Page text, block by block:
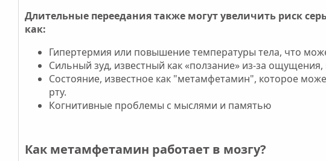
Длительные переедания также могут увеличить риск
как:
Гипертермия или повышение температуры тела, что
Сильный зуд, известный как «ползание» из-за
Состояние, известное как "метамфетамин", которое
рту.
Когнитивные проблемы с мыслями и памятью
Как метамфетамин работает в мозгу?​